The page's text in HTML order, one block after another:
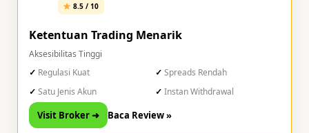
8.5 / 10
Ketentuan Trading Menarik
Aksesibilitas Tinggi
Regulasi Kuat
Spreads Rendah
Satu Jenis Akun
Instan Withdrawal
Visit Broker ➜ Baca Review »